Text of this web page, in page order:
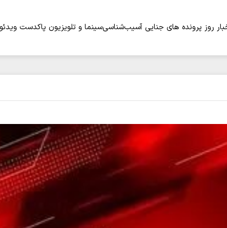
روز پرونده های جنایی آسیب‌شناسیسینما و تلویزیون پاکدست ویدئو